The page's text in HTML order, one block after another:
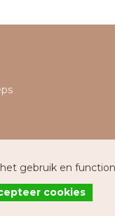
gebruik en
cookies